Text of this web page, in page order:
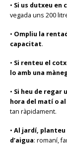
• Si us dutxeu en
vegada uns 200
• Ompliu la
capacitat.
• Si renteu el
lo amb una
• Si heu de regar
hora del matí o
tan ràpidament.
• Al jardí,
d’aigua: romaní,